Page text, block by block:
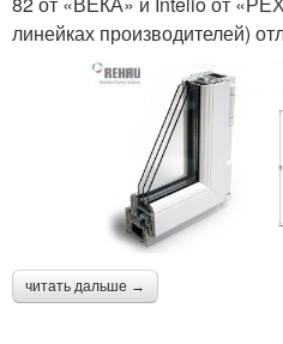
линейках производителей)
читать дальше →